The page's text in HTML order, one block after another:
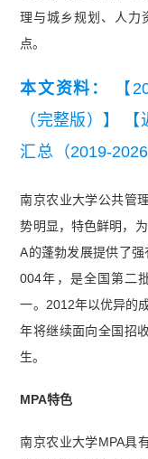
理与城乡规划、人力
点。
本文资料：
【
（完整版）】
汇总（2019-2026
2年MBA数学考
南京农业大学公共管
势明显，特色鲜明，
A的蓬勃发展提供了
004年，是全国第二
一。2012年以优异的
年将继续面向全国招
生。
MPA特色
南京农业大学MPA具